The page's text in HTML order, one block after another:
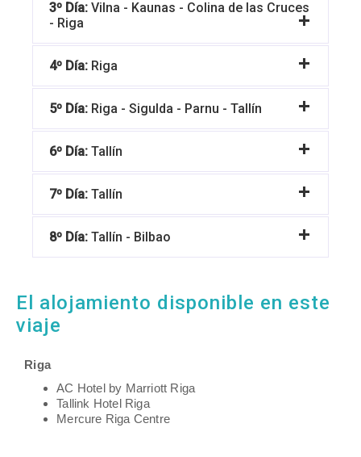
3º Día: Vilna - Kaunas - Colina de las Cruces
- Riga
4º Día: Riga
5º Día: Riga - Sigulda - Parnu - Tallín
6º Día: Tallín
7º Día: Tallín
8º Día: Tallín - Bilbao
El alojamiento disponible en este
viaje
Riga
AC Hotel by Marriott Riga
Tallink Hotel Riga
Mercure Riga Centre